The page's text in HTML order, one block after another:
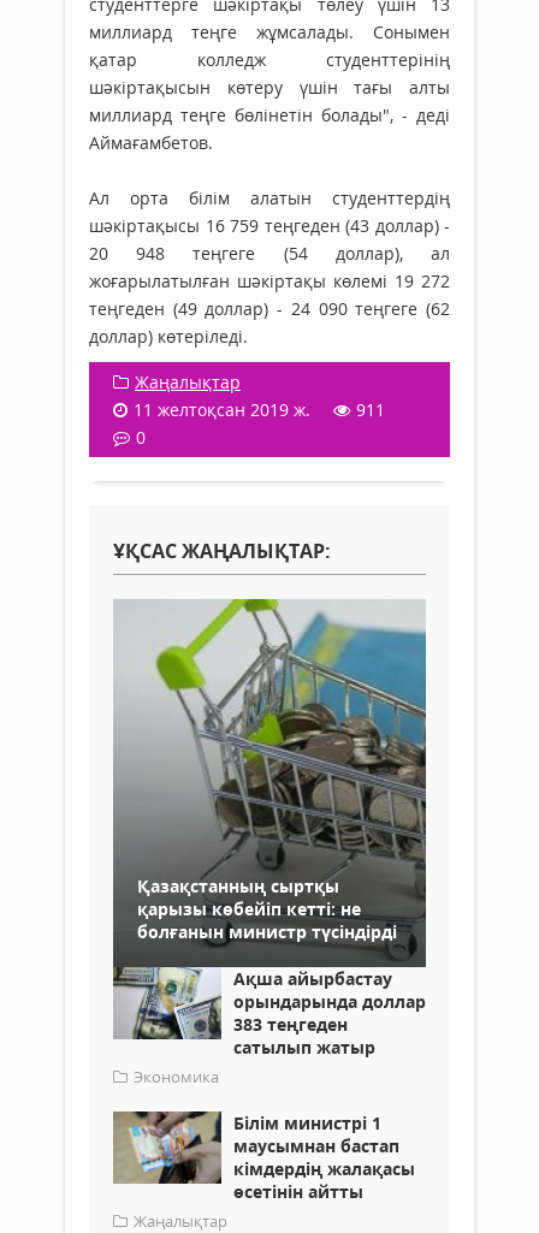
миллиард теңге жұмсалады. Сонымен
қатар колледж студенттерінің
шәкіртақысын көтеру үшін тағы алты
миллиард теңге бөлінетін болады", - деді
Аймағамбетов.
Ал орта білім алатын студенттердің
шәкіртақысы 16 759 теңгеден (43 доллар) -
20 948 теңгеге (54 доллар), ал
жоғарылатылған шәкіртақы көлемі 19 272
теңгеден (49 доллар) - 24 090 теңгеге (62
доллар) көтеріледі.
Жаңалықтар
11 желтоқсан 2019 ж.
911
0
ҰҚСАС ЖАҢАЛЫҚТАР:
Қазақстанның сыртқы
қарызы көбейіп кетті: не
болғанын министр түсіндірді
Ақша айырбастау
орындарында доллар
383 теңгеден
сатылып жатыр
Экономика
Білім министрі 1
маусымнан бастап
кімдердің жалақасы
өсетінін айтты
Жаңалықтар